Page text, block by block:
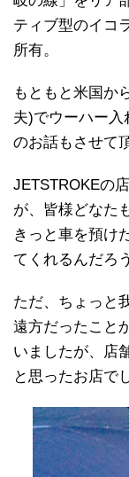
ティブ型のイコ
所有。
もともと米国か
夫)でウーハー入
のお話もさせて
JETSTROKEの
が、皆様どなた
きっと車を預け
てくれるんだろ
ただ、ちょっと
遠方だったこと
いましたが、店
と思ったお店で